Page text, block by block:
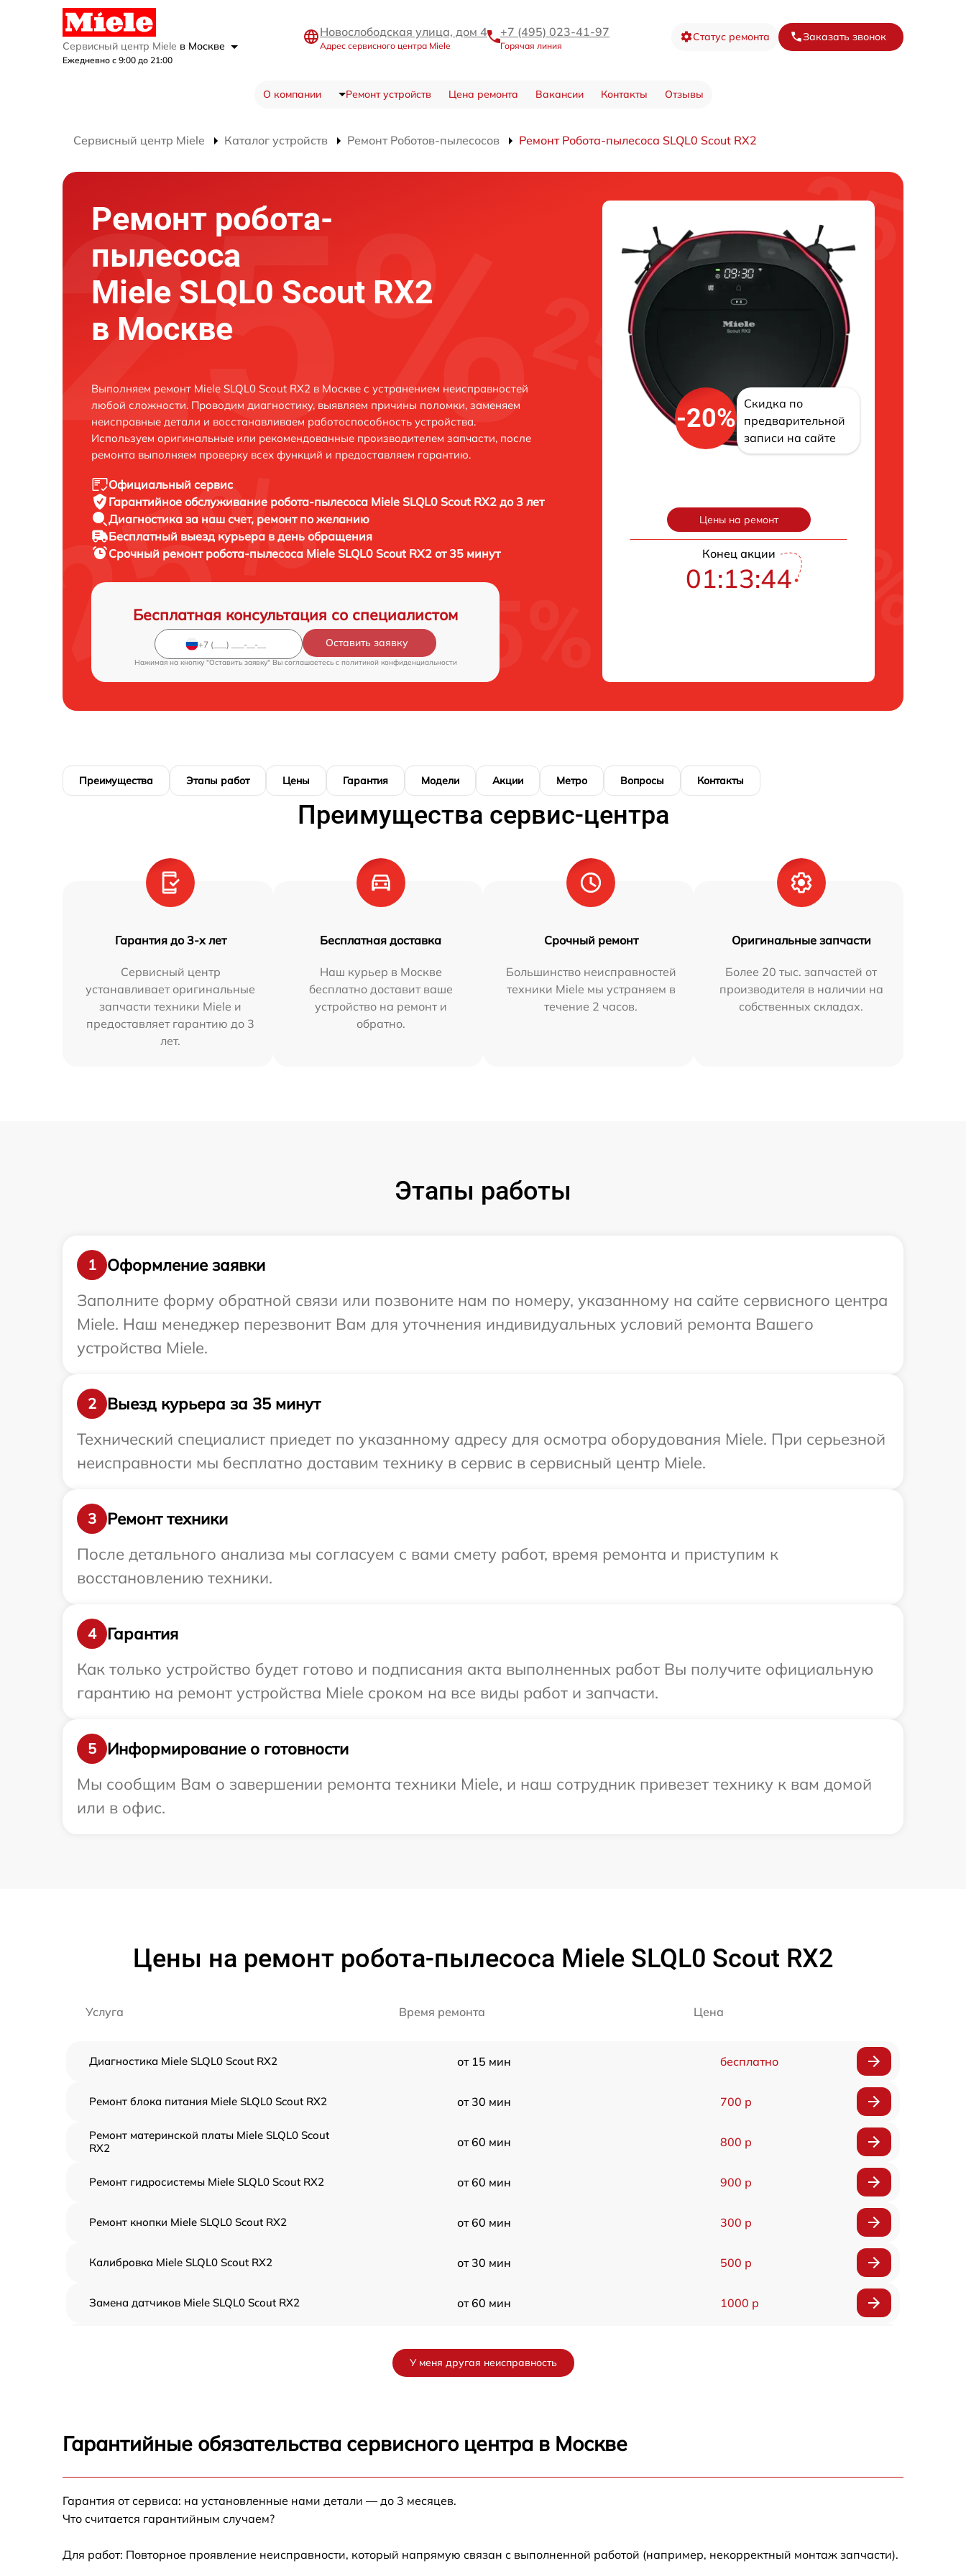
Сервисный центр Miele в Москве
Ежедневно с 9:00 до 21:00
Новослободская улица, дом 4
Адрес сервисного центра Miele
+7 (495) 023-41-97
Горячая линия
Статус ремонта Заказать звонок
О компании Ремонт устройств Цена ремонта Вакансии Контакты Отзывы
Сервисный центр Miele Каталог устройств Ремонт Роботов-пылесосов Ремонт Робота-пылесоса SLQL0 Scout RX2
Ремонт робота-
пылесоса
Miele SLQL0 Scout RX2
в Москве
Выполняем ремонт Miele SLQL0 Scout RX2 в Москве с устранением неисправностей
любой сложности. Проводим диагностику, выявляем причины поломки, заменяем
неисправные детали и восстанавливаем работоспособность устройства.
Используем оригинальные или рекомендованные производителем запчасти, после
ремонта выполняем проверку всех функций и предоставляем гарантию.
Официальный сервис
Гарантийное обслуживание робота-пылесоса Miele SLQL0 Scout RX2 до 3 лет
Диагностика за наш счет, ремонт по желанию
Бесплатный выезд курьера в день обращения
Срочный ремонт робота-пылесоса Miele SLQL0 Scout RX2 от 35 минут
Бесплатная консультация со специалистом
Оставить заявку
Нажимая на кнопку "Оставить заявку" Вы соглашаетесь c политикой конфиденциальности
-20%
Скидка по
предварительной
записи на сайте
Цены на ремонт
Конец акции
01:13:43
Преимущества Этапы работ Цены Гарантия Модели Акции Метро Вопросы Контакты
Преимущества сервис-центра
Гарантия до 3-х лет
Сервисный центр
устанавливает оригинальные
запчасти техники Miele и
предоставляет гарантию до 3
лет.
Бесплатная доставка
Наш курьер в Москве
бесплатно доставит ваше
устройство на ремонт и
обратно.
Срочный ремонт
Большинство неисправностей
техники Miele мы устраняем в
течение 2 часов.
Оригинальные запчасти
Более 20 тыс. запчастей от
производителя в наличии на
собственных складах.
Этапы работы
1
Оформление заявки
Заполните форму обратной связи или позвоните нам по номеру, указанному на сайте сервисного центра
Miele. Наш менеджер перезвонит Вам для уточнения индивидуальных условий ремонта Вашего
устройства Miele.
2
Выезд курьера за 35 минут
Технический специалист приедет по указанному адресу для осмотра оборудования Miele. При серьезной
неисправности мы бесплатно доставим технику в сервис в сервисный центр Miele.
3
Ремонт техники
После детального анализа мы согласуем с вами смету работ, время ремонта и приступим к
восстановлению техники.
4
Гарантия
Как только устройство будет готово и подписания акта выполненных работ Вы получите официальную
гарантию на ремонт устройства Miele сроком на все виды работ и запчасти.
5
Информирование о готовности
Мы сообщим Вам о завершении ремонта техники Miele, и наш сотрудник привезет технику к вам домой
или в офис.
Цены на ремонт робота-пылесоса Miele SLQL0 Scout RX2
Услуга Время ремонта Цена
Диагностика Miele SLQL0 Scout RX2 от 15 мин бесплатно
Ремонт блока питания Miele SLQL0 Scout RX2 от 30 мин 700 р
Ремонт материнской платы Miele SLQL0 Scout
RX2
от 60 мин 800 р
Ремонт гидросистемы Miele SLQL0 Scout RX2 от 60 мин 900 р
Ремонт кнопки Miele SLQL0 Scout RX2 от 60 мин 300 р
Калибровка Miele SLQL0 Scout RX2 от 30 мин 500 р
Замена датчиков Miele SLQL0 Scout RX2 от 60 мин 1000 р
Замена аккумулятора Miele SLQL0 Scout RX2
У меня другая неисправность
Гарантийные обязательства сервисного центра в Москве
Гарантия от сервиса: на установленные нами детали — до 3 месяцев.
Что считается гарантийным случаем?
Для работ: Повторное проявление неисправности, который напрямую связан с выполненной работой (например, некорректный монтаж запчасти).